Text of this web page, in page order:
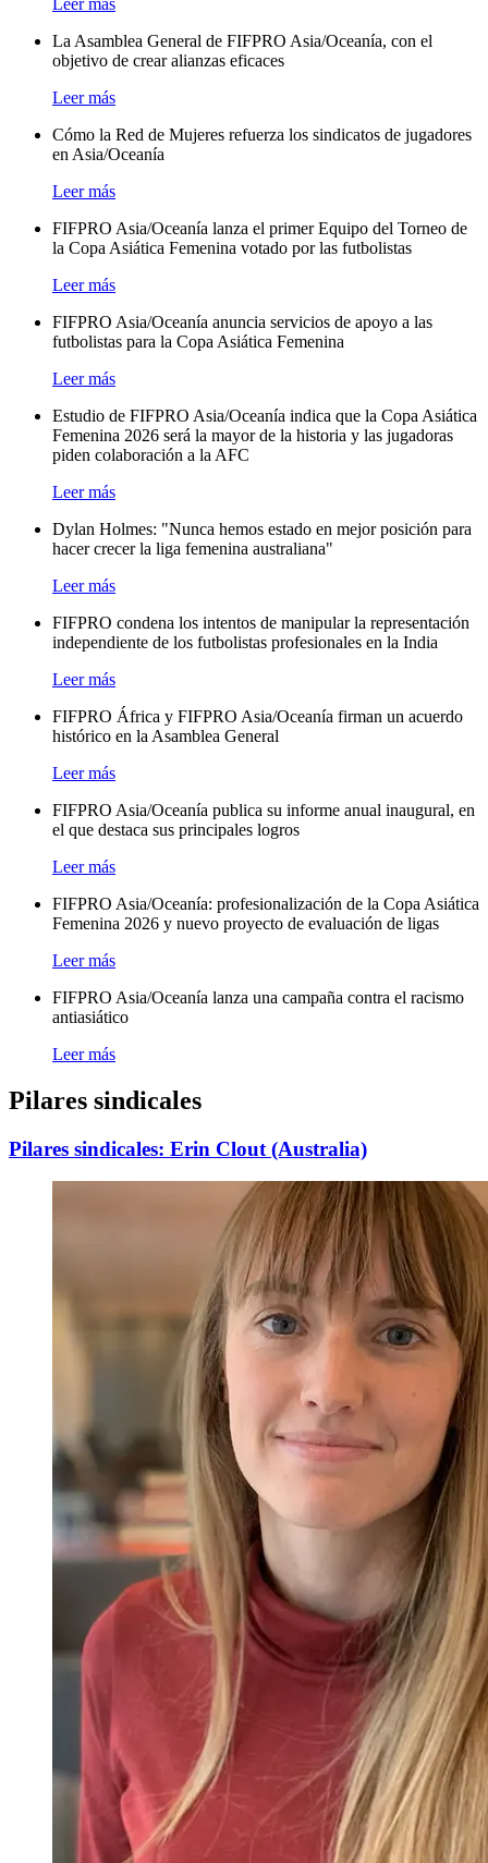
La Asamblea General de FIFPRO Asia/Oceanía, con el
objetivo de crear alianzas eficaces
Leer más
Cómo la Red de Mujeres refuerza los sindicatos de jugadores
en Asia/Oceanía
Leer más
FIFPRO Asia/Oceanía lanza el primer Equipo del Torneo de
la Copa Asiática Femenina votado por las futbolistas
Leer más
FIFPRO Asia/Oceanía anuncia servicios de apoyo a las
futbolistas para la Copa Asiática Femenina
Leer más
Estudio de FIFPRO Asia/Oceanía indica que la Copa Asiática
Femenina 2026 será la mayor de la historia y las jugadoras
piden colaboración a la AFC
Leer más
Dylan Holmes: "Nunca hemos estado en mejor posición para
hacer crecer la liga femenina australiana"
Leer más
FIFPRO condena los intentos de manipular la representación
independiente de los futbolistas profesionales en la India
Leer más
FIFPRO África y FIFPRO Asia/Oceanía firman un acuerdo
histórico en la Asamblea General
Leer más
FIFPRO Asia/Oceanía publica su informe anual inaugural, en
el que destaca sus principales logros
Leer más
FIFPRO Asia/Oceanía: profesionalización de la Copa Asiática
Femenina 2026 y nuevo proyecto de evaluación de ligas
Leer más
FIFPRO Asia/Oceanía lanza una campaña contra el racismo
antiasiático
Leer más
Pilares sindicales
Pilares sindicales: Erin Clout (Australia)